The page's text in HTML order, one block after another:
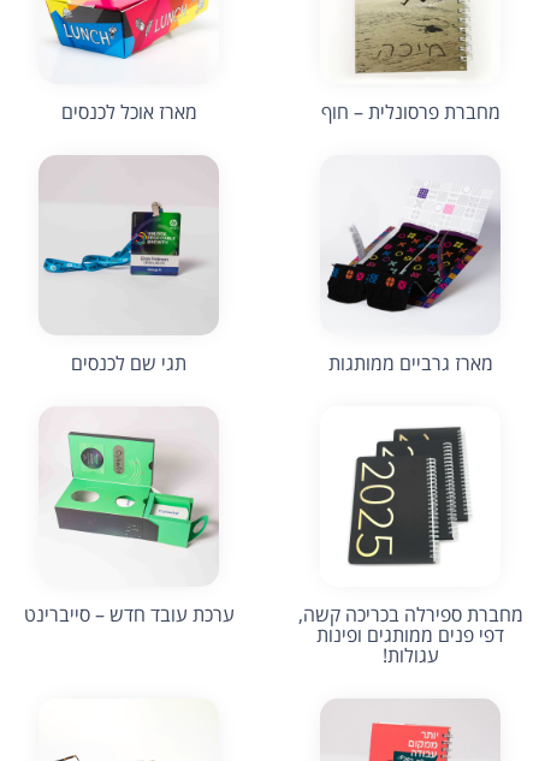
מחברת פרסונלית – חוף מארז אוכל לכנסים
מארז גרביים ממותגות תגי שם לכנסים
מחברת ספירלה בכריכה קשה,
דפי פנים ממותגים ופינות
עגולות!
ערכת עובד חדש – סייברינט